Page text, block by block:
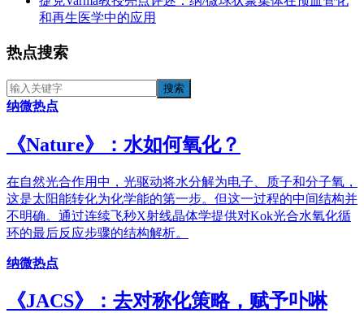
和再生医学中的应用
热点搜索
纳微热点
《​Nature》：水如何氧化？
在自然光合作用中，光驱动将水分解为电子、质子和分子氧，
这是太阳能转化为化学能的第一步。但这一过程的中间结构并
不明确。通过连续飞秒X射线晶体学提供对Kok光合水氧化循
环的最后反应步骤的结构解析。
纳微热点
《JACS》：去对称化策略，赋予卟啉